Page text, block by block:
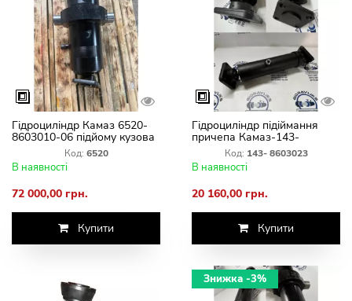
Гідроциліндр Камаз 6520-
8603010-06 підйому кузова
6-штовий ГЦ 111.02.019 01
Код: 6520
В наявності
72 000,00 грн.
Купити
Гідроциліндр підіймання
причепа Камаз-143-
8603023 ГЦ 111.02.014 1
Код: 143- 8603023
В наявності
20 160,00 грн.
Купити
Знижка -3%